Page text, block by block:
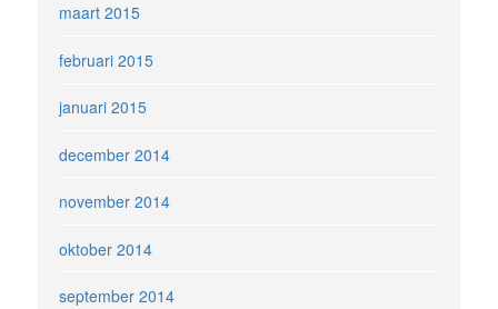
maart 2015
februari 2015
januari 2015
december 2014
november 2014
oktober 2014
september 2014